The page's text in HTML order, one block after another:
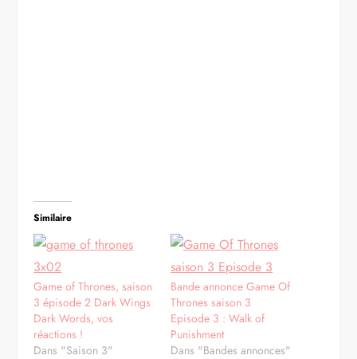
Similaire
Game of Thrones, saison
3 épisode 2 Dark Wings
Dark Words, vos
réactions !
Dans "Saison 3"
Bande annonce Game Of
Thrones saison 3
Episode 3 : Walk of
Punishment
Dans "Bandes annonces"